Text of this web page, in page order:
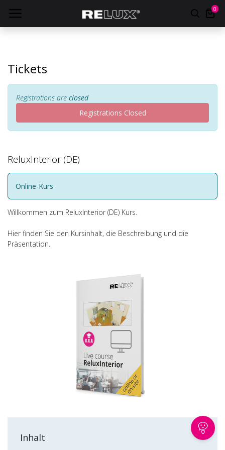
0
Tickets
Registrations are closed
Registrations Closed
ReluxInterior (DE)
Online-Kurs
Willkommen zum ReluxInterior (DE) Kurs.
Hier finden Sie den Kursinhalt, die Beschreibung und die
Präsentation.
Inhalt